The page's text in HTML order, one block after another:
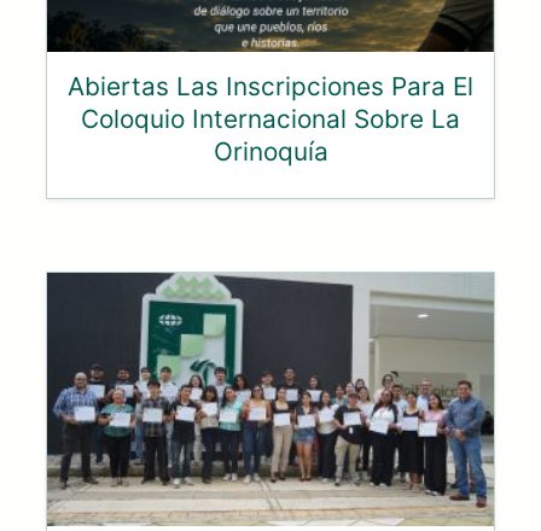
Abiertas Las Inscripciones Para El
Coloquio Internacional Sobre La
Orinoquía